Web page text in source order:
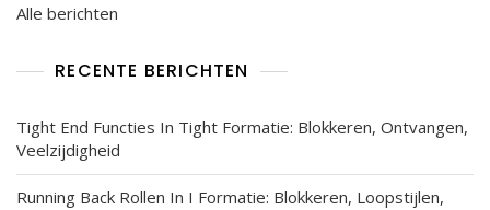
Alle berichten
RECENTE BERICHTEN
Tight End Functies In Tight Formatie: Blokkeren, Ontvangen,
Veelzijdigheid
Running Back Rollen In I Formatie: Blokkeren, Loopstijlen,